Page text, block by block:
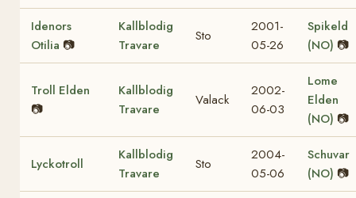
Idenors
Otilia 📷
Kallblodig
Travare
Sto
2001-
05-26
Spikeld
(NO) 📷
Troll Elden
📷
Kallblodig
Travare
Valack
2002-
06-03
Lome
Elden
(NO) 📷
Lyckotroll
Kallblodig
Travare
Sto
2004-
05-06
Schuvar
(NO) 📷